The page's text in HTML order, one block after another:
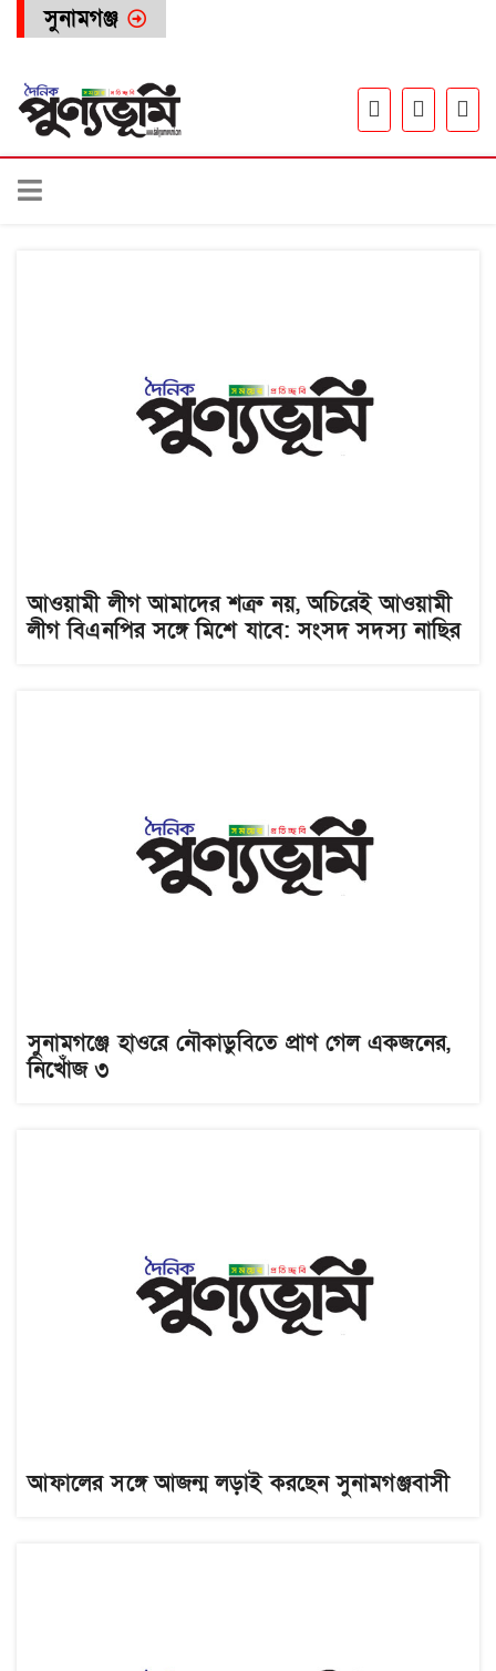
সুনামগঞ্জ
আওয়ামী লীগ আমাদের শত্রু নয়, অচিরেই আওয়ামী
লীগ বিএনপির সঙ্গে মিশে যাবে: সংসদ সদস্য নাছির
সুনামগঞ্জে হাওরে নৌকাডুবিতে প্রাণ গেল একজনের,
নিখোঁজ ৩
আফালের সঙ্গে আজন্ম লড়াই করছেন সুনামগঞ্জবাসী